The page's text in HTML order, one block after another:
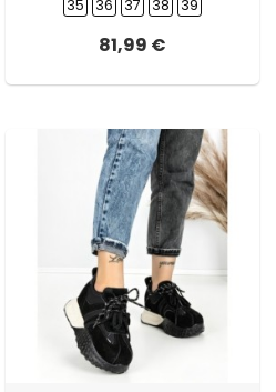
35 36 37 38 39
81,99 €